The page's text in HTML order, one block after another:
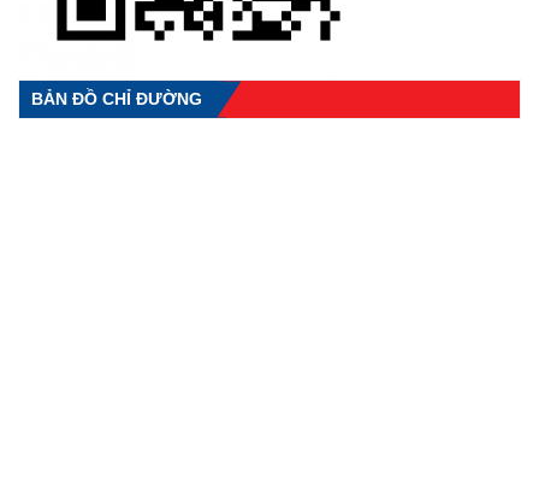
BẢN ĐỒ CHỈ ĐƯỜNG